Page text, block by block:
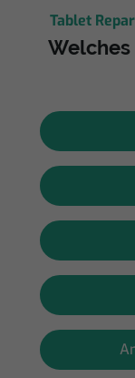
Selbst
Tablet
Welches